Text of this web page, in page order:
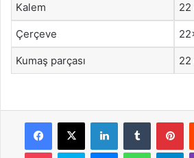
Kalem 22
Çerçeve
Kumaş parçası 22
Facebook
X LinkedInTumblr
Pocket Skype MessengerWhatsApp